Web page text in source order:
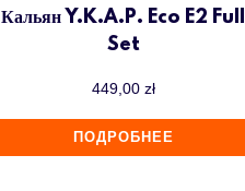
Кальян Y.K.A.P. Eco E2 Full
Set
449,00 zł
ПОДРОБНЕЕ